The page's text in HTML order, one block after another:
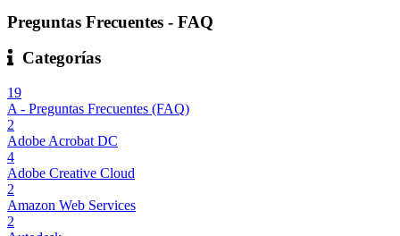
Preguntas Frecuentes - FAQ
Categorías
19
A - Preguntas Frecuentes (FAQ)
2
Adobe Acrobat DC
4
Adobe Creative Cloud
2
Amazon Web Services
2